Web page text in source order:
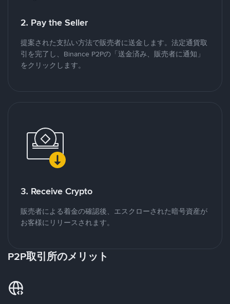
2. Pay the Seller
提案された支払い方法で販売者に送金します。法定通貨取
引を完了し、Binance P2Pの「送金済み、販売者に通知」
をクリックします。
3. Receive Crypto
販売者による着金の確認後、エスクローされた暗号資産が
お客様にリリースされます。
P2P取引所のメリット